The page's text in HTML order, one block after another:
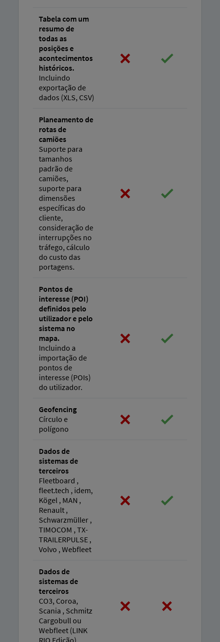
Tabela com um
resumo de
todas as
posições e
acontecimentos
históricos.
Incluindo
exportação de
dados (XLS, CSV)
Planeamento de
rotas de
camiões
Suporte para
tamanhos
padrão de
camiões,
suporte para
dimensões
específicas do
cliente,
consideração de
interrupções no
tráfego, cálculo
do custo das
portagens.
Pontos de
interesse (POI)
definidos pelo
utilizador e pelo
sistema no
mapa.
Incluindo a
importação de
pontos de
interesse (POIs)
do utilizador.
Geofencing
Círculo e
polígono
Dados de
sistemas de
terceiros
Fleetboard ,
fleet.tech , idem,
Kögel , MAN ,
Renault ,
Schwarzmüller ,
TIMOCOM , TX-
TRAILERPULSE ,
Volvo , Webfleet
Dados de
sistemas de
terceiros
CO3, Coroa,
Scania , Schmitz
Cargobull ou
Webfleet (LINK
RIO Edição)